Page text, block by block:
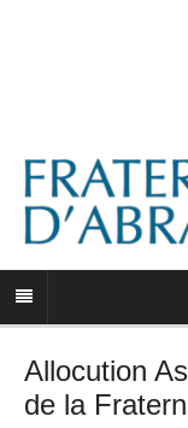
Allocution
de la